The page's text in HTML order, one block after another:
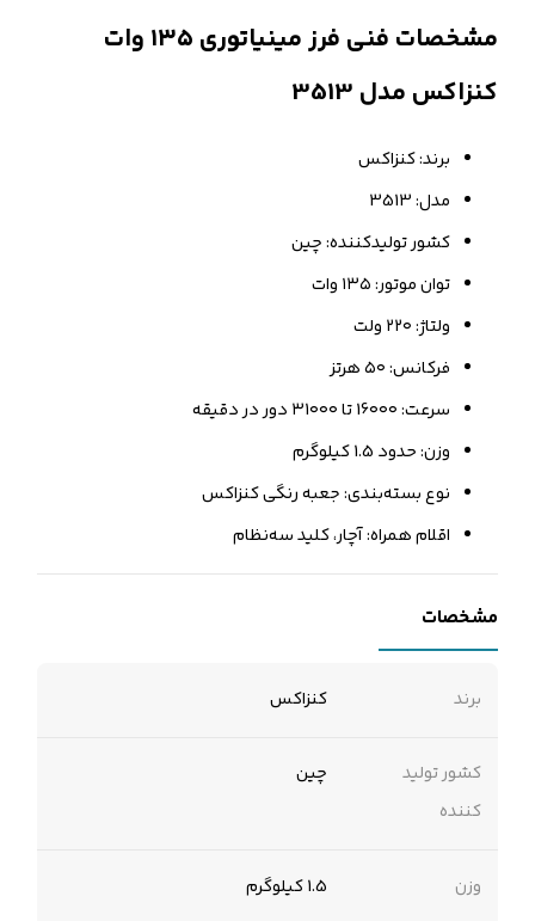
مشخصات فنی فرز مینیاتوری ۱۳۵ وات
کنزاکس مدل 3513
برند: کنزاکس
مدل: 3513
کشور تولیدکننده: چین
توان موتور: ۱۳۵ وات
ولتاژ: ۲۲۰ ولت
فرکانس: ۵۰ هرتز
سرعت: 16۰۰۰ تا ۳1۰۰۰ دور در دقیقه
وزن: حدود 1.5 کیلوگرم
نوع بسته‌بندی: جعبه رنگی کنزاکس
اقلام همراه: آچار، کلید سه‌نظام
مشخصات
برند کنزاکس
کشور تولید
کننده
چین
وزن 1.5 کیلوگرم